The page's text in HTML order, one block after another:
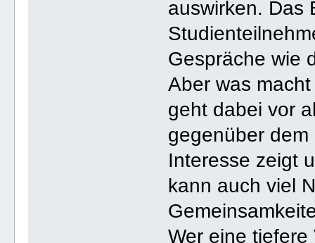
auswirken. Das
Gespräche wie
Aber was
geht dabei vor
gegenüber dem
Interesse zeigt
kann auch viel
Wer eine